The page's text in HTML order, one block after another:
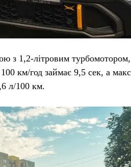
з 1,2-літровим
км/год займає 9,5 сек, а
л/100 км.